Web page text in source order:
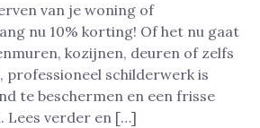
van je woning of
nu 10% korting! Of het nu gaat
kozijnen, deuren of zelfs
professioneel schilderwerk is
te beschermen en een frisse
Lees verder en […]